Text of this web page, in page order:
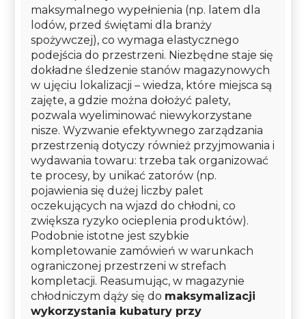
maksymalnego wypełnienia (np. latem dla
lodów, przed świętami dla branży
spożywczej), co wymaga elastycznego
podejścia do przestrzeni. Niezbędne staje się
dokładne śledzenie stanów magazynowych
w ujęciu lokalizacji – wiedza, które miejsca są
zajęte, a gdzie można dołożyć palety,
pozwala wyeliminować niewykorzystane
nisze. Wyzwanie efektywnego zarządzania
przestrzenią dotyczy również przyjmowania i
wydawania towaru: trzeba tak organizować
te procesy, by unikać zatorów (np.
pojawienia się dużej liczby palet
oczekujących na wjazd do chłodni, co
zwiększa ryzyko ocieplenia produktów).
Podobnie istotne jest szybkie
kompletowanie zamówień w warunkach
ograniczonej przestrzeni w strefach
kompletacji. Reasumując, w magazynie
chłodniczym dąży się do maksymalizacji
wykorzystania kubatury przy